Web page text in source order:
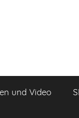
und Video